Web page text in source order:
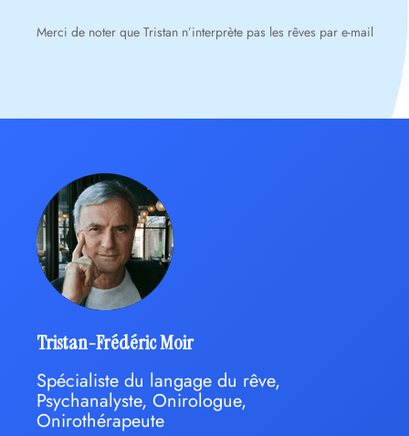
Merci de noter que Tristan n’interprète pas les rêves par e-mail
Tristan-Frédéric Moir
Spécialiste du langage du rêve,
Psychanalyste, Onirologue,
Onirothérapeute